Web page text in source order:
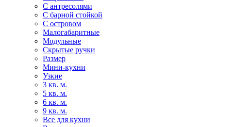
С антресолями
С барной стойкой
С островом
Малогабаритные
Модульные
Скрытые ручки
Размер
Мини-кухни
Узкие
3 кв. м.
5 кв. м.
6 кв. м.
9 кв. м.
Все для кухни